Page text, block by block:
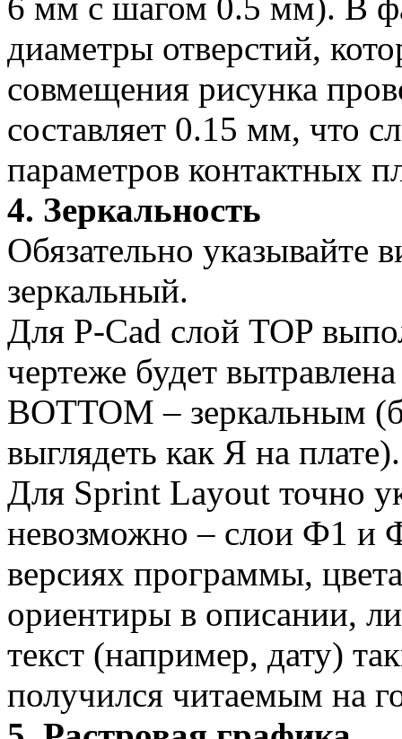
6 мм с шагом 0.5 мм). В
диаметры отверстий,
совмещения рисунка
составляет 0.15 мм, что
параметров контактных
4. Зеркальность
Обязательно указывайте
зеркальный.
Для P-Cad слой TOP
чертеже будет
BOTTOM – зеркальным
выглядеть как Я на плате).
Для Sprint Layout точно
невозможно – слои Ф1 и
версиях программы,
ориентиры в описании,
текст (например, дату)
получился читаемым на